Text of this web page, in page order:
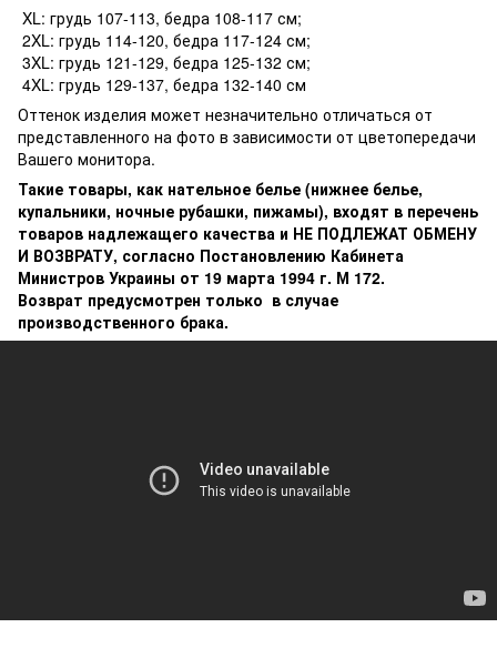
XL: грудь 107-113, бедра 108-117 см;
2XL: грудь 114-120, бедра 117-124 см;
3XL: грудь 121-129, бедра 125-132 см;
4XL: грудь 129-137, бедра 132-140 см
Оттенок изделия может незначительно отличаться от
представленного на фото в зависимости от цветопередачи
Вашего монитора.
Такие товары, как нательное белье (нижнее белье,
купальники, ночные рубашки, пижамы), входят в перечень
товаров надлежащего качества и НЕ ПОДЛЕЖАТ ОБМЕНУ
И ВОЗВРАТУ, согласно Постановлению Кабинета
Министров Украины от 19 марта 1994 г. М 172.
Возврат предусмотрен только в случае
производственного брака.